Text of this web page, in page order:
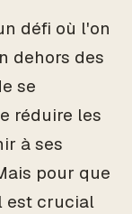
défi où l'on
dehors des
se
réduire les
à ses
pour que
est crucial